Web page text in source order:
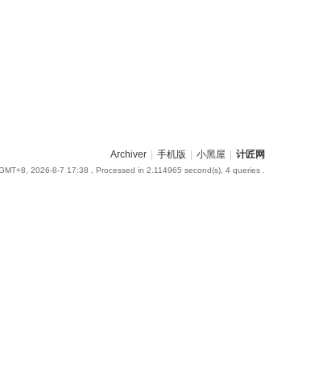
Archiver 手机版 小黑屋 计匠网
2026-8-7 17:38 , Processed in 2.114965 second(s), 4 queries .